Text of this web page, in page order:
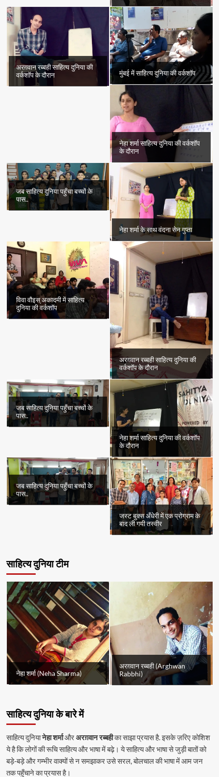
अरग़वान रब्बही साहित्य दुनिया की
वर्कशॉप के दौरान
मुंबई में साहित्य दुनिया की वर्कशॉप
नेहा शर्मा साहित्य दुनिया की वर्कशॉप
के दौरान
जब साहित्य दुनिया पहुँचा बच्चों के
पास..
नेहा शर्मा के साथ वंदना सेन गुप्ता
विवा वौइस् अकादमी में साहित्य
दुनिया की वर्कशॉप
अरग़वान रब्बही साहित्य दुनिया की
वर्कशॉप के दौरान
जब साहित्य दुनिया पहुँचा बच्चों के
पास..
नेहा शर्मा साहित्य दुनिया की वर्कशॉप
के दौरान
जब साहित्य दुनिया पहुँचा बच्चों के
पास..
जस्ट बुक्स अँधेरी में एक प्रोग्राम के
बाद ली गयी तस्वीर
साहित्य दुनिया टीम
नेहा शर्मा (Neha Sharma)
अरग़वान रब्बही (Arghwan
Rabbhi)
साहित्य दुनिया के बारे में
साहित्य दुनियानेहा शर्माऔरअरग़वान रब्बहीका साझा प्रयास है. इसके ज़रिए कोशिश
ये है कि लोगों की रूचि साहित्य और भाषा में बढ़े। ये साहित्य और भाषा से जुड़ी बातों को
बड़े-बड़े और गम्भीर वाक्यों से न समझाकर उसे सरल, बोलचाल की भाषा में आम जन
तक पहुँचाने का प्रयास है।